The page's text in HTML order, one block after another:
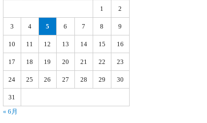
1 2
3 4 5 6 7 8 9
10 11 12 13 14 15 16
17 18 19 20 21 22 23
24 25 26 27 28 29 30
31
« 6月